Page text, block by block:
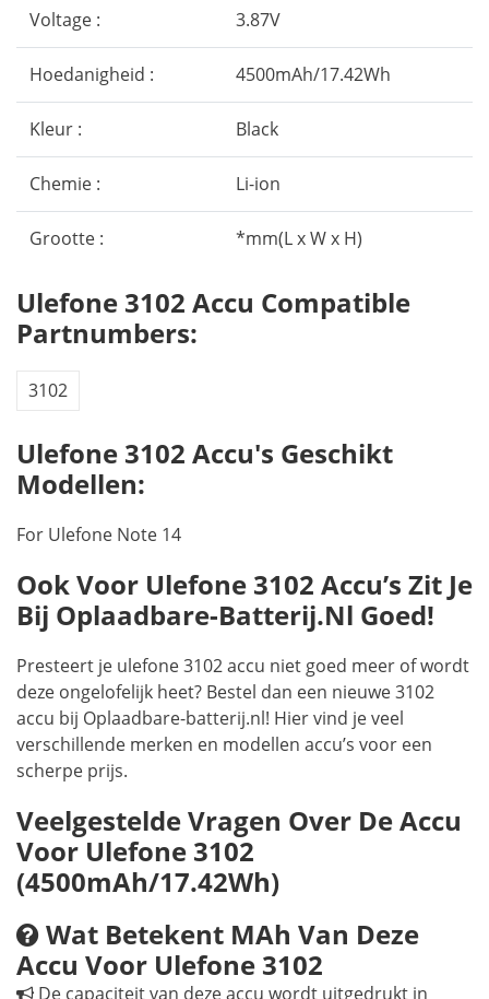
Voltage : 3.87V
Hoedanigheid : 4500mAh/17.42Wh
Kleur : Black
Chemie : Li-ion
Grootte : *mm(L x W x H)
Ulefone 3102 Accu Compatible
Partnumbers:
3102
Ulefone 3102 Accu's Geschikt
Modellen:
For Ulefone Note 14
Ook Voor Ulefone 3102 Accu’s Zit Je
Bij Oplaadbare-Batterij.nl Goed!
Presteert je ulefone 3102 accu niet goed meer of wordt
deze ongelofelijk heet? Bestel dan een nieuwe 3102
accu bij Oplaadbare-batterij.nl! Hier vind je veel
verschillende merken en modellen accu’s voor een
scherpe prijs.
Veelgestelde Vragen Over De Accu
Voor Ulefone 3102
(4500mAh/17.42Wh)
Wat Betekent MAh Van Deze
Accu Voor Ulefone 3102
De capaciteit van deze accu wordt uitgedrukt in